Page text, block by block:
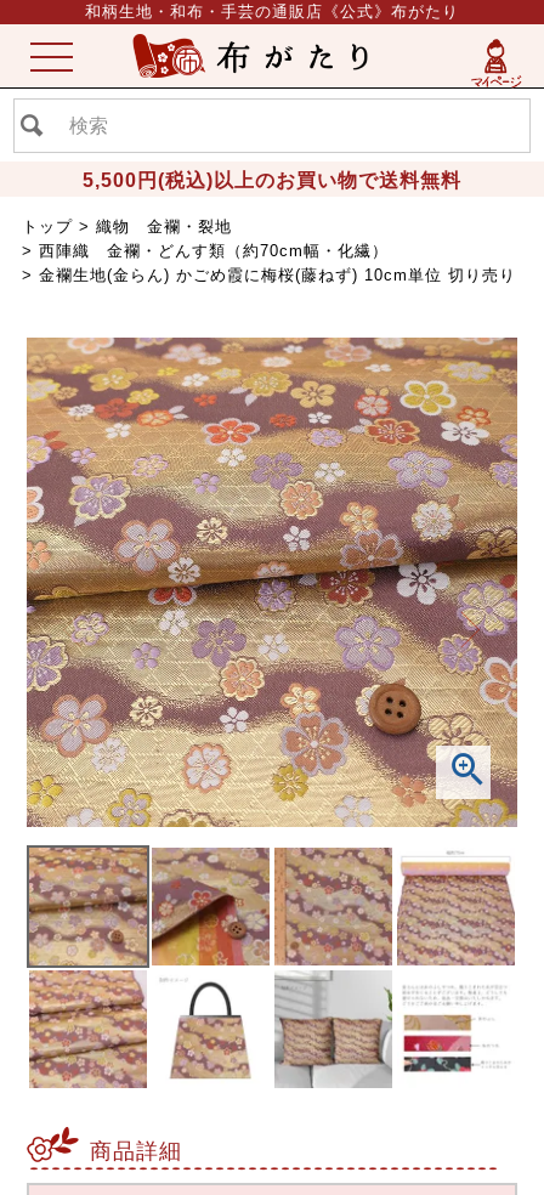
和柄生地・和布・手芸の通販店《公式》布がたり
5,500円(税込)以上のお買い物で送料無料
ME
NU
トップ
織物 金襴・裂地
西陣織 金襴・どんす類（約70cm幅・化繊）
金襴生地(金らん) かごめ霞に梅桜(藤ねず) 10cm単位 切り売り
商品詳細